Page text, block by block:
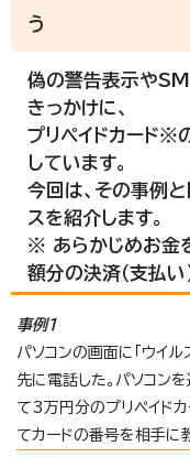
う
偽の警告表示や
きっかけに、
プリペイドカード※
しています。
今回は、その事例
スを紹介します。
※ あらかじめお金を
額分の決済（支払い
事例1
パソコンの画面に「ウイ
先に電話した。パソコン
て3万円分のプリペイド
てカードの番号を相手に